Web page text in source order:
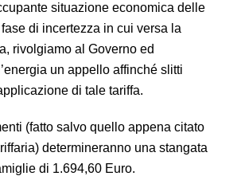
situazione economica delle
di incertezza in cui versa la
rivolgiamo al Governo ed
un appello affinché slitti
di tale tariffa.
(fatto salvo quello appena citato
determineranno una stangata
di 1.694,60 Euro.